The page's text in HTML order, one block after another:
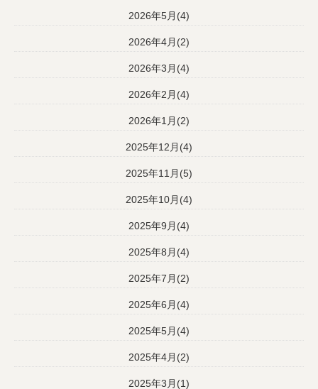
2026年5月(4)
2026年4月(2)
2026年3月(4)
2026年2月(4)
2026年1月(2)
2025年12月(4)
2025年11月(5)
2025年10月(4)
2025年9月(4)
2025年8月(4)
2025年7月(2)
2025年6月(4)
2025年5月(4)
2025年4月(2)
2025年3月(1)